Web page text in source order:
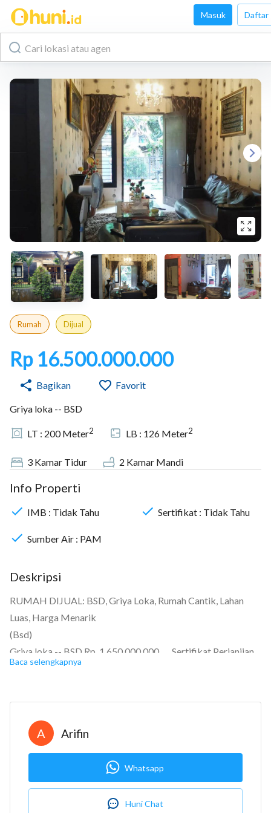
Masuk Daftar
Rumah Dijual
Rp 16.500.000.000
Bagikan Favorit
Griya loka -- BSD
LT : 200Meter2 LB : 126 Meter2
3 Kamar Tidur 2 Kamar Mandi
Info Properti
IMB : Tidak Tahu Sertifikat : Tidak Tahu
Sumber Air : PAM
Deskripsi
RUMAH DIJUAL: BSD, Griya Loka, Rumah Cantik, Lahan
Luas, Harga Menarik
(Bsd)
Griya loka -- BSD Rp. 1.650.000.000 Sertifikat Perjanjian
Pengikatan Jual Beli (PPJB)
Kamar mandi: 2+1
Garasi: Carport
Luas tanah: 200m2
Luas bangunan: 126m2
Baca selengkapnya
A Arifin
Whatsapp
Huni Chat